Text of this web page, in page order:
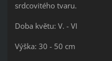
srdcovitého tvaru.
Doba květu: V. - VI
Výška: 30 - 50 cm